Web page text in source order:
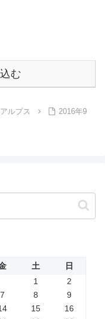
む
ルプス
2016年9
土
日
1
2
7 8
9
15
16